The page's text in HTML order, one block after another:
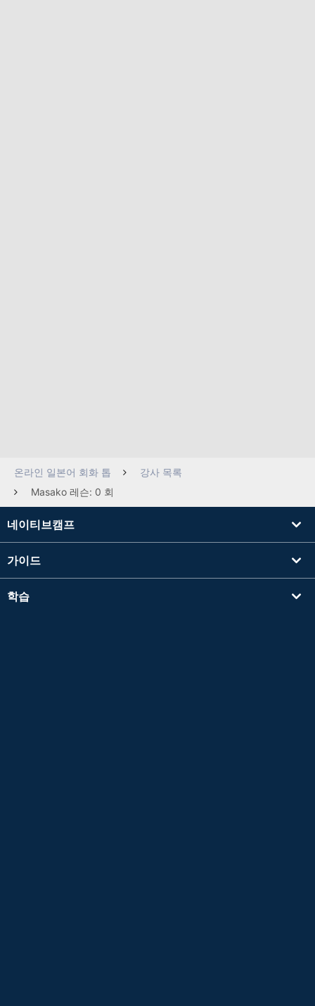
온라인 일본어 회화 톱
강사 목록
Masako 레슨: 0 회
네이티브캠프
가이드
학습